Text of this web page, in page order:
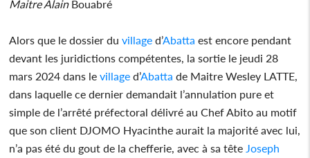
Maitre Alain Bouabré
Alors que le dossier duvillage d’Abatta est encore pendant
devant les juridictions compétentes, la sortie le jeudi 28
mars 2024 dans levillage d’Abatta de Maitre Wesley LATTE,
dans laquelle ce dernier demandait l’annulation pure et
simple de l’arrêté préfectoral délivré au Chef Abito au motif
que son client DJOMO Hyacinthe aurait la majorité avec lui,
n’a pas été du gout de la chefferie, avec à sa tête Joseph